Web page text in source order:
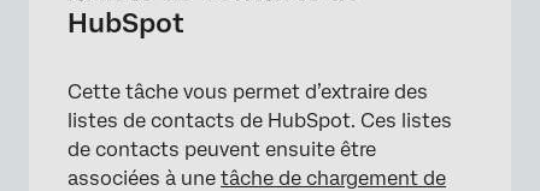
Extraite de HubSpot Tâche
HubSpot
Cette tâche vous permet d’extraire des
listes de contacts de HubSpot. Ces listes
de contacts peuvent ensuite être
associées à une tâche de chargement de